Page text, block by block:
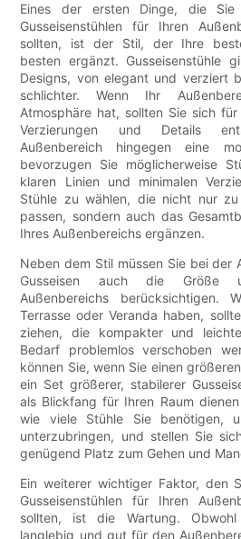
Eines der ersten Dinge, die
Gusseisenstühlen für Ihren
sollten, ist der Stil, der Ihre
besten ergänzt. Gusseisenstühle
Designs, von elegant und verziert
schlichter. Wenn Ihr
Atmosphäre hat, sollten Sie sich
Verzierungen und Details
Außenbereich hingegen eine
bevorzugen Sie möglicherweise
klaren Linien und minimalen
Stühle zu wählen, die nicht nur
passen, sondern auch das
Ihres Außenbereichs ergänzen.
Neben dem Stil müssen Sie bei der
Gusseisen auch die Größe
Außenbereichs berücksichtigen.
Terrasse oder Veranda haben,
ziehen, die kompakter und
Bedarf problemlos verschoben
können Sie, wenn Sie einen
ein Set größerer, stabilerer
als Blickfang für Ihren Raum
wie viele Stühle Sie benötigen,
unterzubringen, und stellen Sie
genügend Platz zum Gehen und
Ein weiterer wichtiger Faktor, den
Gusseisenstühlen für Ihren
sollten, ist die Wartung. Obwohl
langlebig und gut für den